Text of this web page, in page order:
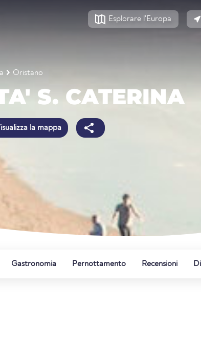
Esplorare l'Europa
Oristano
S. CATERINA
la mappa
Gastronomia Pernottamento Recensioni